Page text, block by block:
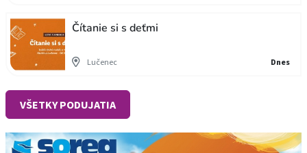
Čítanie si s deťmi
Lučenec Dnes
VŠETKY PODUJATIA